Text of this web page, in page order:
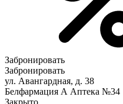
Забронировать
Забронировать
ул. Авангардная, д. 38
Белфармация А Аптека №34
Закрыто